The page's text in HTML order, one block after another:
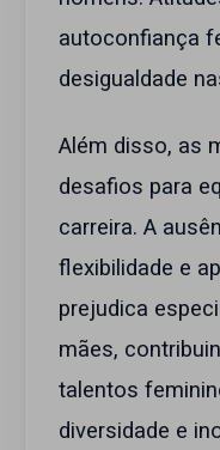
autoconfiança
desigualdade
Além disso, as
desafios para
carreira. A
flexibilidade e
prejudica
mães,
talentos
diversidade e